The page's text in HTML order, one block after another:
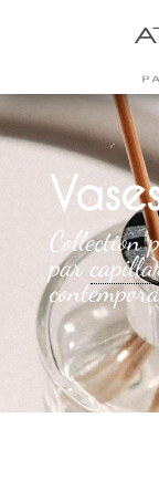
Collection
par